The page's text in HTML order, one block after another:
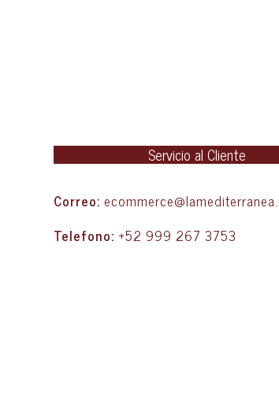
Servicio al Cliente
Correo:
Telefono: +52 999 267 3753